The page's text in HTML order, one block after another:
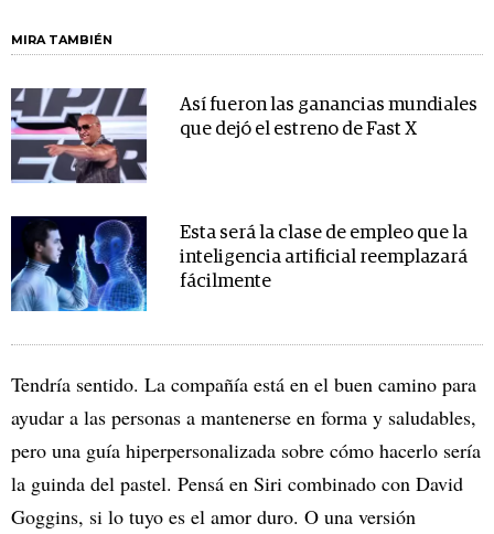
MIRA TAMBIÉN
Así fueron las ganancias mundiales
que dejó el estreno de Fast X
Esta será la clase de empleo que la
inteligencia artificial reemplazará
fácilmente
Tendría sentido. La compañía está en el buen camino para
ayudar a las personas a mantenerse en forma y saludables,
pero una guía hiperpersonalizada sobre cómo hacerlo sería
la guinda del pastel. Pensá en Siri combinado con David
Goggins, si lo tuyo es el amor duro. O una versión